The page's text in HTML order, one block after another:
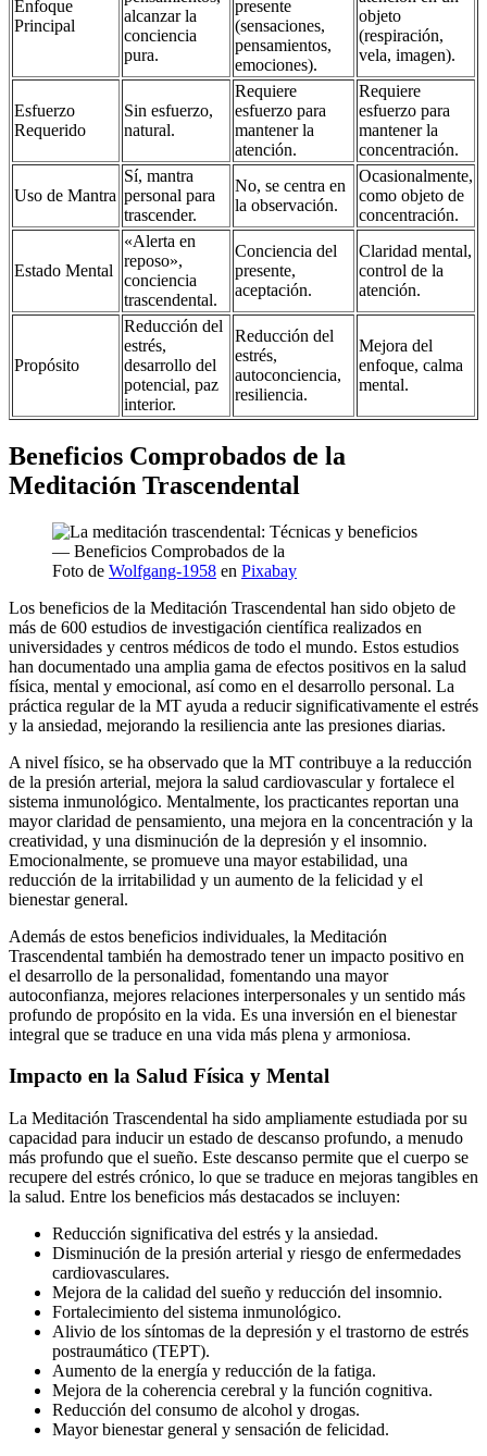
Enfoque
Principal
alcanzar la
conciencia
pura.
presente
(sensaciones,
pensamientos,
emociones).
objeto
(respiración,
vela, imagen).
Esfuerzo
Requerido
Sin esfuerzo,
natural.
Requiere
esfuerzo para
mantener la
atención.
Requiere
esfuerzo para
mantener la
concentración.
Uso de Mantra
Sí, mantra
personal para
trascender.
No, se centra en
la observación.
Ocasionalmente,
como objeto de
concentración.
Estado Mental
«Alerta en
reposo»,
conciencia
trascendental.
Conciencia del
presente,
aceptación.
Claridad mental,
control de la
atención.
Propósito
Reducción del
estrés,
desarrollo del
potencial, paz
interior.
Reducción del
estrés,
autoconciencia,
resiliencia.
Mejora del
enfoque, calma
mental.
Beneficios Comprobados de la
Meditación Trascendental
Foto de Wolfgang-1958 en Pixabay
Los beneficios de la Meditación Trascendental han sido objeto de
más de 600 estudios de investigación científica realizados en
universidades y centros médicos de todo el mundo. Estos estudios
han documentado una amplia gama de efectos positivos en la salud
física, mental y emocional, así como en el desarrollo personal. La
práctica regular de la MT ayuda a reducir significativamente el estrés
y la ansiedad, mejorando la resiliencia ante las presiones diarias.
A nivel físico, se ha observado que la MT contribuye a la reducción
de la presión arterial, mejora la salud cardiovascular y fortalece el
sistema inmunológico. Mentalmente, los practicantes reportan una
mayor claridad de pensamiento, una mejora en la concentración y la
creatividad, y una disminución de la depresión y el insomnio.
Emocionalmente, se promueve una mayor estabilidad, una
reducción de la irritabilidad y un aumento de la felicidad y el
bienestar general.
Además de estos beneficios individuales, la Meditación
Trascendental también ha demostrado tener un impacto positivo en
el desarrollo de la personalidad, fomentando una mayor
autoconfianza, mejores relaciones interpersonales y un sentido más
profundo de propósito en la vida. Es una inversión en el bienestar
integral que se traduce en una vida más plena y armoniosa.
Impacto en la Salud Física y Mental
La Meditación Trascendental ha sido ampliamente estudiada por su
capacidad para inducir un estado de descanso profundo, a menudo
más profundo que el sueño. Este descanso permite que el cuerpo se
recupere del estrés crónico, lo que se traduce en mejoras tangibles en
la salud. Entre los beneficios más destacados se incluyen:
Reducción significativa del estrés y la ansiedad.
Disminución de la presión arterial y riesgo de enfermedades
cardiovasculares.
Mejora de la calidad del sueño y reducción del insomnio.
Fortalecimiento del sistema inmunológico.
Alivio de los síntomas de la depresión y el trastorno de estrés
postraumático (TEPT).
Aumento de la energía y reducción de la fatiga.
Mejora de la coherencia cerebral y la función cognitiva.
Reducción del consumo de alcohol y drogas.
Mayor bienestar general y sensación de felicidad.